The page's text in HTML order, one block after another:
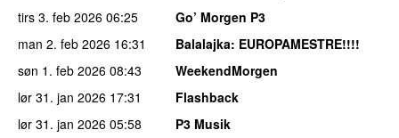
tirs 3. feb 2026 06:25
Go’ Morgen P3
man 2. feb 2026 16:31 Balalajka: EUROPAMESTRE!!!!
søn 1. feb 2026 08:43
WeekendMorgen
lør 31. jan 2026 17:31
Flashback
lør 31. jan 2026 05:58
P3 Musik